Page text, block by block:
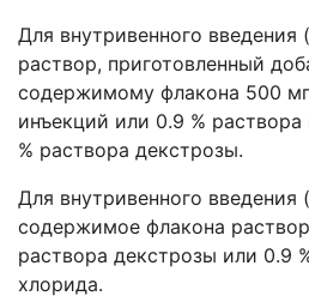
Для внутривенного введения
раствор, приготовленный
содержимому флакона 500
инъекций или 0.9 %
% раствора декстрозы.
Для внутривенного введения
содержимое флакона
раствора декстрозы или 0.9
хлорида.